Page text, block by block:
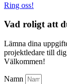
Ring oss!
Vad roligt att
Lämna dina
projektledare till
Välkommen!
Namn